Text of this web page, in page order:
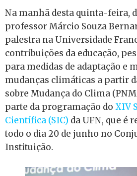
Na manhã desta quinta-feira,
professor Márcio Souza
palestra na Universidade
contribuições da educação,
para medidas de adaptação e
mudanças climáticas a partir
sobre Mudança do Clima
parte da programação do XIV
Científica (SIC) da UFN, que é
todo o dia 20 de junho no
Instituição.